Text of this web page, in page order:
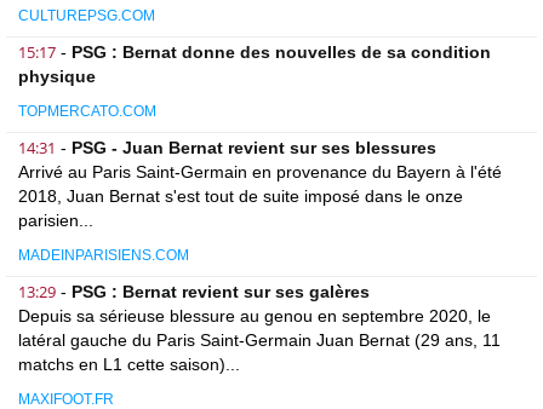
CULTUREPSG.COM
15:17 - PSG : Bernat donne des nouvelles de sa condition
physique
TOPMERCATO.COM
14:31 - PSG - Juan Bernat revient sur ses blessures
Arrivé au Paris Saint-Germain en provenance du Bayern à l'été
2018, Juan Bernat s'est tout de suite imposé dans le onze
parisien...
MADEINPARISIENS.COM
13:29 - PSG : Bernat revient sur ses galères
Depuis sa sérieuse blessure au genou en septembre 2020, le
latéral gauche du Paris Saint-Germain Juan Bernat (29 ans, 11
matchs en L1 cette saison)...
MAXIFOOT.FR